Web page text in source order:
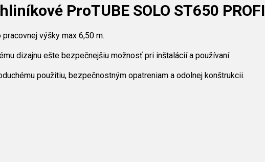
ProTUBE SOLO ST650 PROFI
výšky max 6,50 m.
dizajnu ešte bezpečnejšiu možnosť pri inštalácií a používaní.
použitiu, bezpečnostným opatreniam a odolnej konštrukcii.